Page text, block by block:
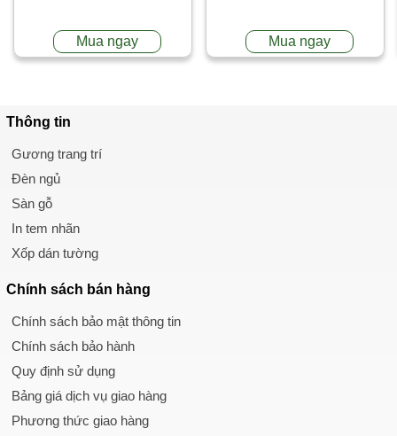
Mua ngay Mua ngay
Thông tin
Gương trang trí
Đèn ngủ
Sàn gỗ
In tem nhãn
Xốp dán tường
Chính sách bán hàng
Chính sách bảo mật thông tin
Chính sách bảo hành
Quy định sử dụng
Bảng giá dịch vụ giao hàng
Phương thức giao hàng